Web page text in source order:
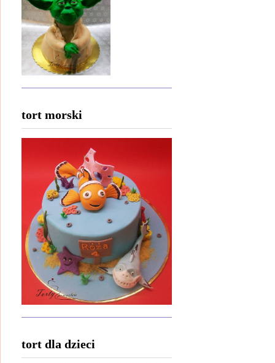
tort morski
tort dla dzieci